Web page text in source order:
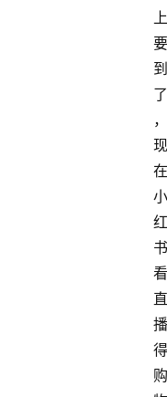
上
要
到
了
，
现
在
小
红
书
看
直
播
得
购